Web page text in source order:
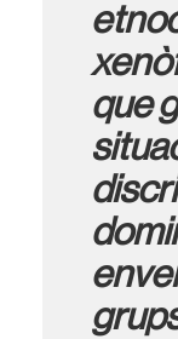
que